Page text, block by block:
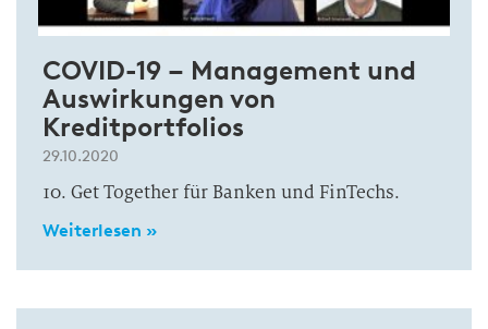
COVID-19 – Management und
Auswirkungen von
Kreditportfolios
29.10.2020
10. Get Together für Banken und FinTechs.
Weiterlesen »